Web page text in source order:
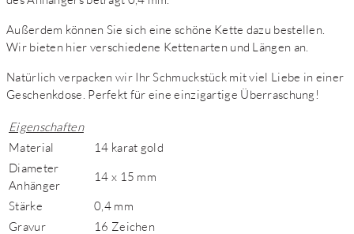
Außerdem können Sie sich eine schöne Kette dazu bestellen.
Wir bieten hier verschiedene Kettenarten und Längen an.
Natürlich verpacken wir Ihr Schmuckstück mit viel Liebe in einer
Geschenkdose. Perfekt für eine einzigartige Überraschung!
Eigenschaften
Material
14 karat gold
Diameter
Anhänger
14 x 15 mm
Stärke
0,4 mm
Gravur
16 Zeichen